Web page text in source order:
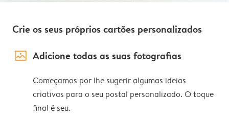
Crie os seus próprios cartões personalizados
image_placeholder Adicione todas as suas fotografias
Começamos por lhe sugerir algumas ideias
criativas para o seu postal personalizado. O toque
final é seu.